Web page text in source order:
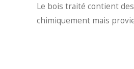
Le bois traité contient
chimiquement mais